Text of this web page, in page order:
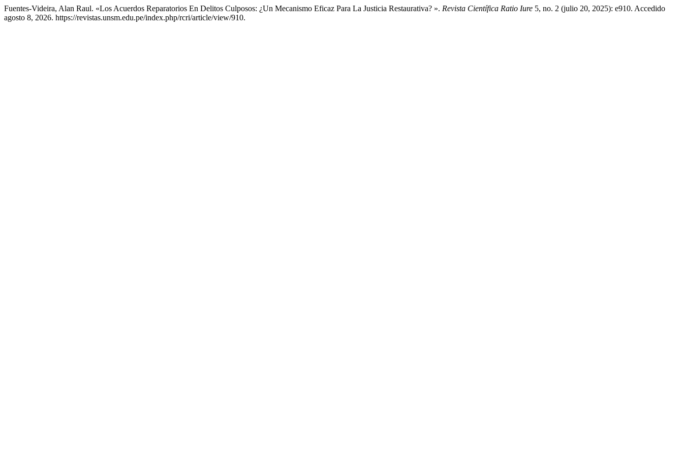
Fuentes-Videira, Alan Raul. «Los Acuerdos Reparatorios En Delitos Culposos: ¿Un Mecanismo Eficaz Para La Justicia Restaurativa? ». Revista Científica Ratio Iure 5, no. 2 (julio 20, 2025): e910. Accedido
agosto 8, 2026. https://revistas.unsm.edu.pe/index.php/rcri/article/view/910.